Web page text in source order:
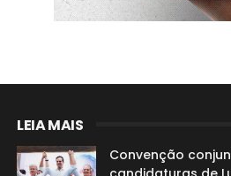
LEIA MAIS
Convenção